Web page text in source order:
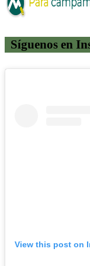
Síguenos en
View this post on